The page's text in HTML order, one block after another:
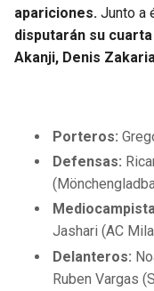
apariciones. Junto a
disputarán su
Akanji, Denis
Porteros:
Defensas:
Jashari (AC
Delanteros:
Ruben Vargas